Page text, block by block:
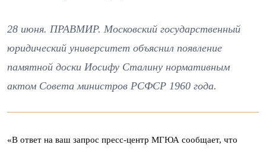
28 июня. ПРАВМИР. Московский государственный
юридический университет объяснил появление
памятной доски Иосифу Сталину нормативным
актом Совета министров РСФСР 1960 года.
«В ответ на ваш запрос пресс-центр МГЮА сообщает, что